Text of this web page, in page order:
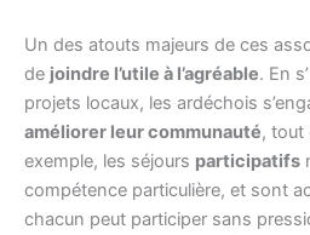
Un des atouts majeurs de ces
de joindre l’utile à l’agréable. En
projets locaux, les ardéchois
améliorer leur communauté, tout
exemple, les séjours participatifs
compétence particulière, et sont
chacun peut participer sans